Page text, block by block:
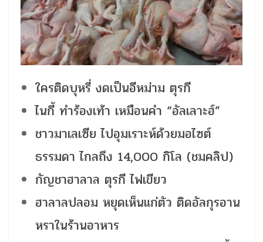
ใครติดบุหรี่ งดเป็นอีหม่าม ตุรกี
ไนกี้ ทำร้องเท้า เหมือนคำ “อัลเลาะฮ์”
ชาวมาเลเซีย ไปอุมเราะห์ด้วยมอไซต์
ธรรมดา ไกลถึง 14,000 กิโล (ชมคลิป)
กัญชาฮาลาล ตุรกี ไฟเขียว
ฮาลาลปลอม หยุดเห็นแก่ตัว ติดอัลกุรอาน
หราในร้านอาหาร